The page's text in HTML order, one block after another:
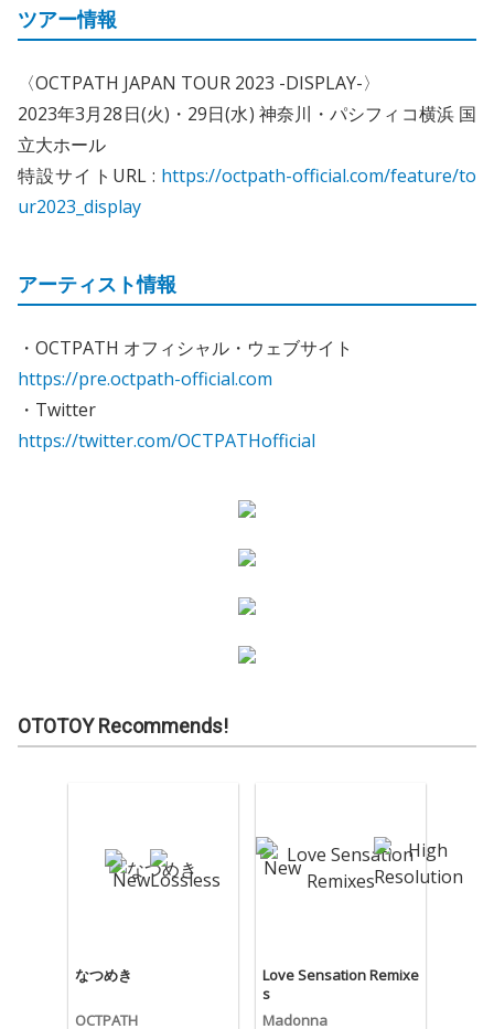
ツアー情報
〈OCTPATH JAPAN TOUR 2023 -DISPLAY-〉
2023年3月28日(火)・29日(水) 神奈川・パシフィコ横浜 国
立大ホール
特設サイトURL : https://octpath-official.com/feature/to
ur2023_display
アーティスト情報
・OCTPATH オフィシャル・ウェブサイト
https://pre.octpath-official.com
・Twitter
https://twitter.com/OCTPATHofficial
OTOTOY Recommends!
なつめき
OCTPATH
Love Sensation Remixe
s
Madonna